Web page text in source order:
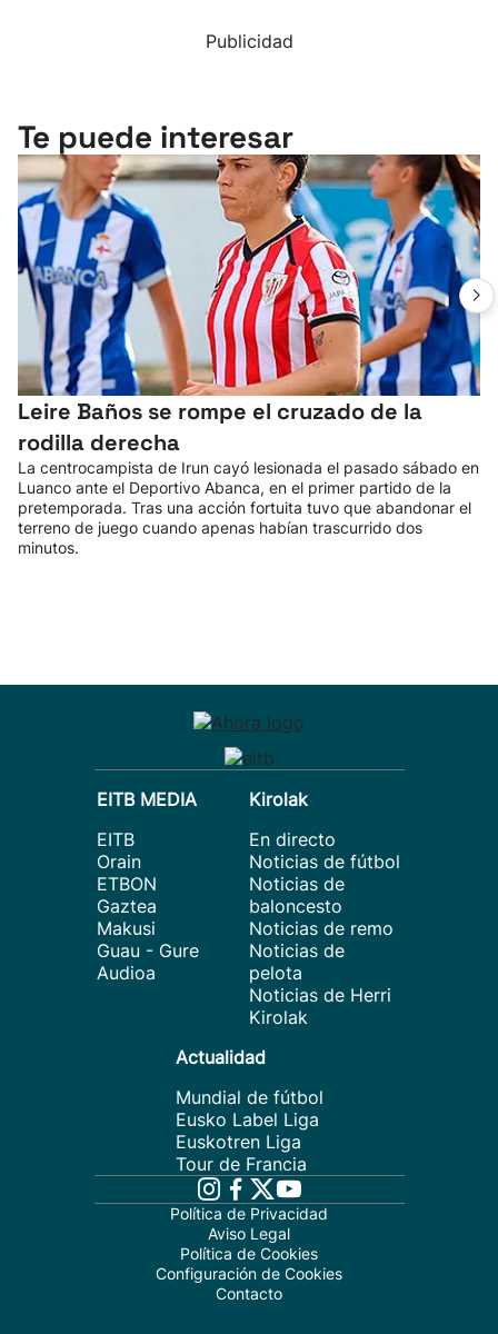
Publicidad
Te puede interesar
Leire Baños se rompe el cruzado de la
rodilla derecha
La centrocampista de Irun cayó lesionada el pasado sábado en
Luanco ante el Deportivo Abanca, en el primer partido de la
pretemporada. Tras una acción fortuita tuvo que abandonar el
terreno de juego cuando apenas habían trascurrido dos
minutos.
EITB MEDIA
EITB
Orain
ETBON
Gaztea
Makusi
Guau - Gure
Audioa
Kirolak
En directo
Noticias de fútbol
Noticias de
baloncesto
Noticias de remo
Noticias de
pelota
Noticias de Herri
Kirolak
Actualidad
Mundial de fútbol
Eusko Label Liga
Euskotren Liga
Tour de Francia
Política de Privacidad
Aviso Legal
Política de Cookies
Configuración de Cookies
Contacto